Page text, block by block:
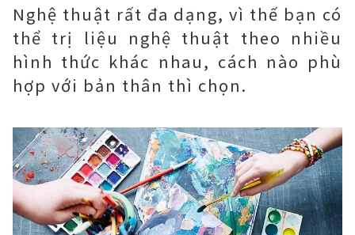
Nghệ thuật rất đa dạng, vì thế bạn có
thể trị liệu nghệ thuật theo nhiều
hình thức khác nhau, cách nào phù
hợp với bản thân thì chọn.